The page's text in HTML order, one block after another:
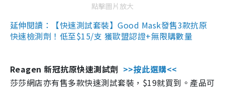
點擊圖片放大
延伸閱讀：【快速測試套裝】Good Mask發售3款抗原
快速檢測劑！低至$15/支 獲歐盟認證+無限購數量
Reagen 新冠抗原快速測試劑 >>按此選購<<
莎莎網店亦有售多款快速測試套裝，$19就買到。產品可